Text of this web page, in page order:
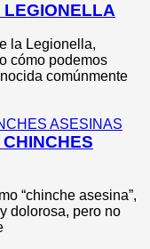
LEGIONELLA
la Legionella,
cómo podemos
comúnmente
“chinche asesina”,
dolorosa, pero no